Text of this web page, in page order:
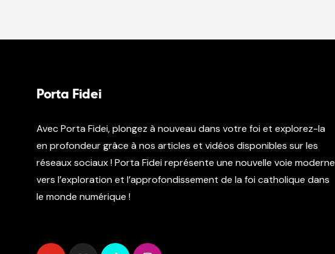
Porta Fidei
Avec Porta Fidei, plongez à nouveau dans votre foi et explorez-la
en profondeur grâce à nos articles et vidéos disponibles sur les
réseaux sociaux ! Porta Fidei représente une nouvelle voie moderne
vers l’exploration et l’approfondissement de la foi catholique dans
le monde numérique !